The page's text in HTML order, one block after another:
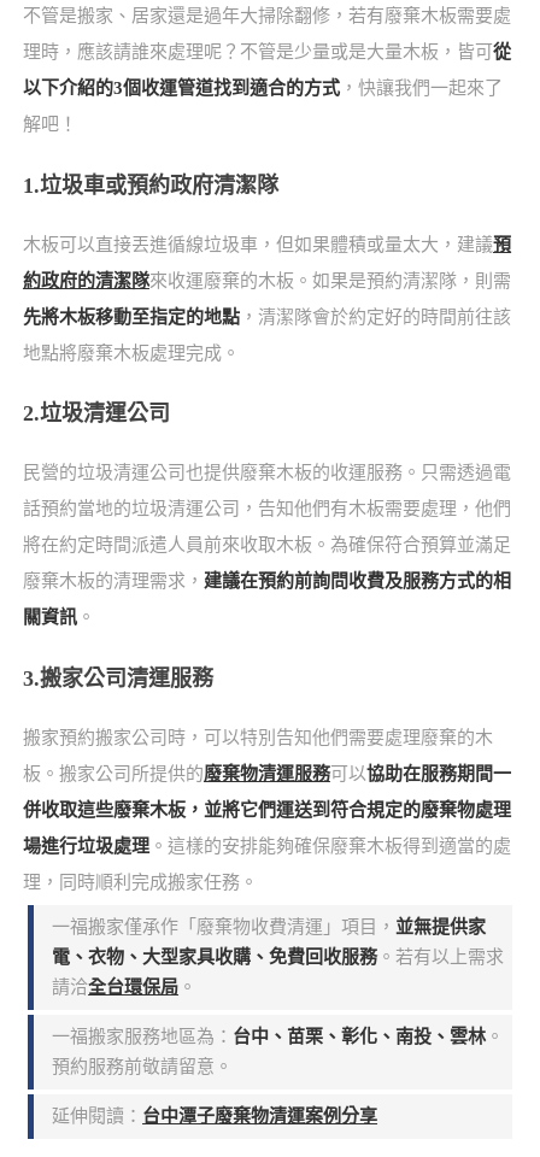
不管是搬家、居家還是過年大掃除翻修，若有廢棄木板需要處
理時，應該請誰來處理呢？不管是少量或是大量木板，皆可 從
以下介紹的3個收運管道找到適合的方式，快讓我們一起來了
解吧！
1.垃圾車或預約政府清潔隊
木板可以直接丟進循線垃圾車，但如果體積或量太大，建議預
約政府的清潔隊來收運廢棄的木板。如果是預約清潔隊，則需
先將木板移動至指定的地點，清潔隊會於約定好的時間前往該
地點將廢棄木板處理完成。
2.垃圾清運公司
民營的垃圾清運公司也提供廢棄木板的收運服務。只需透過電
話預約當地的垃圾清運公司，告知他們有木板需要處理，他們
將在約定時間派遣人員前來收取木板。為確保符合預算並滿足
廢棄木板的清理需求， 建議在預約前詢問收費及服務方式的相
關資訊。
3.搬家公司清運服務
搬家預約搬家公司時，可以特別告知他們需要處理廢棄的木
板。搬家公司所提供的廢棄物清運服務可以協助在服務期間一
併收取這些廢棄木板，並將它們運送到符合規定的廢棄物處理
場進行垃圾處理。這樣的安排能夠確保廢棄木板得到適當的處
理，同時順利完成搬家任務。
一福搬家僅承作「廢棄物收費清運」項目， 並無提供家
電、衣物、大型家具收購、免費回收服務。若有以上需求
請洽全台環保局 。
一福搬家服務地區為： 台中、苗栗、彰化、南投、雲林 。
預約服務前敬請留意。
延伸閱讀： 台中潭子廢棄物清運案例分享